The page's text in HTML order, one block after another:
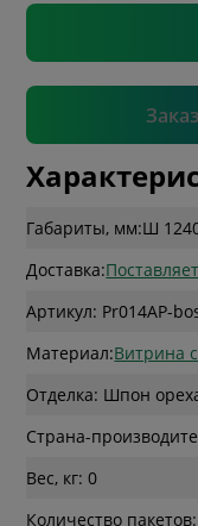
Габариты, мм:Ш
Доставка:
Артикул: Pr014AP-
Материал:Витрина
Отделка: Шпон
Страна-
Вес, кг: 0
Количество пакетов: